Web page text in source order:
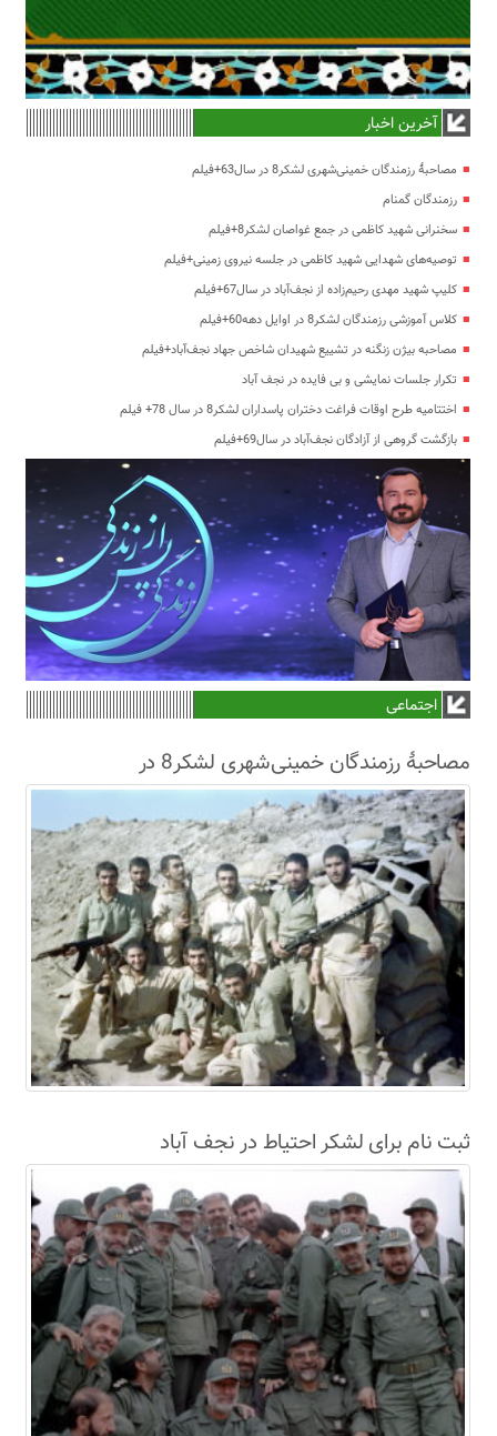
آخرین اخبار
مصاحبۀ رزمندگان خمینی‌شهری لشکر8 در سال63+فیلم
رزمندگان گمنام
سخنرانی شهید کاظمی در جمع غواصان لشکر8+فیلم
توصیه‌های شهدایی شهید کاظمی در جلسه نیروی زمینی+فیلم
کلیپ شهید مهدی رحیم‌زاده از نجف‌آباد در سال67+فیلم
کلاس آموزشی رزمندگان لشکر8 در اوایل دهه60+فیلم
مصاحبه بیژن زنگنه در تشییع شهیدان شاخص جهاد نجف‌آباد+فیلم
تکرار جلسات نمایشی و بی فایده در نجف آباد
اختتامیه طرح اوقات فراغت دختران پاسداران لشکر8 در سال 78+ فیلم
بازگشت گروهی از آزادگان نجف‌آباد در سال69+فیلم
اجتماعی
مصاحبۀ رزمندگان خمینی‌شهری لشکر8 در
سال63+فیلم
ثبت نام برای لشکر احتیاط در نجف آباد